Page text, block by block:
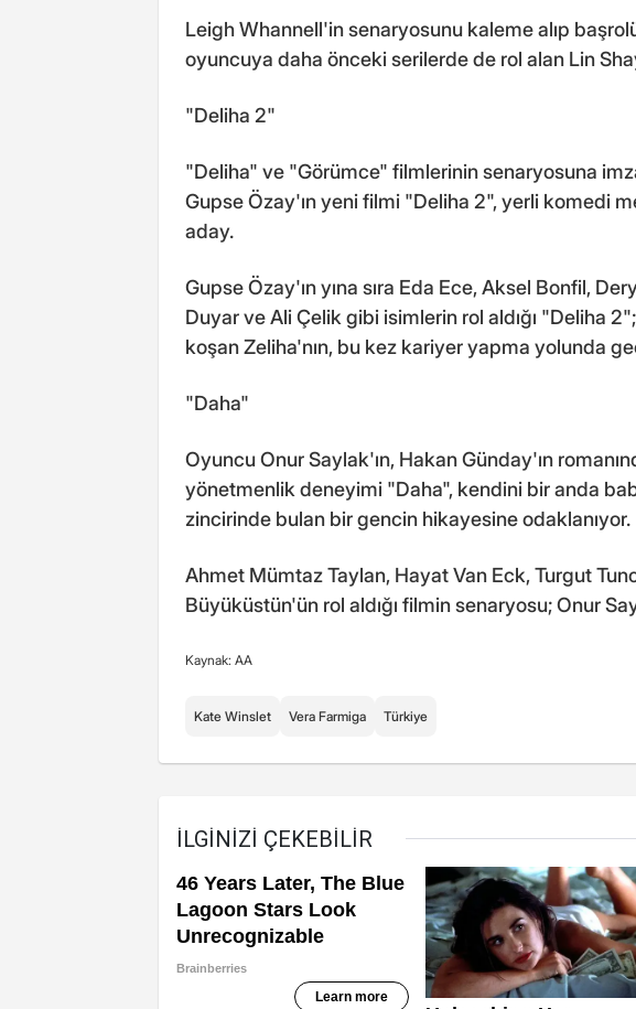
Leigh Whannell'in senaryosunu kaleme alıp
oyuncuya daha önceki serilerde de rol alan Lin
"Deliha 2"
"Deliha" ve "Görümce" filmlerinin senaryosuna
Gupse Özay'ın yeni filmi "Deliha 2", yerli komedi
aday.
Gupse Özay'ın yına sıra Eda Ece, Aksel Bonfil,
Duyar ve Ali Çelik gibi isimlerin rol aldığı "Deliha
koşan Zeliha'nın, bu kez kariyer yapma yolunda
"Daha"
Oyuncu Onur Saylak'ın, Hakan Günday'ın
yönetmenlik deneyimi "Daha", kendini bir anda
zincirinde bulan bir gencin hikayesine odaklanıyor.
Ahmet Mümtaz Taylan, Hayat Van Eck, Turgut
Büyüküstün'ün rol aldığı filmin senaryosu; Onur
Kaynak: AA
Kate Winslet Vera Farmiga Türkiye